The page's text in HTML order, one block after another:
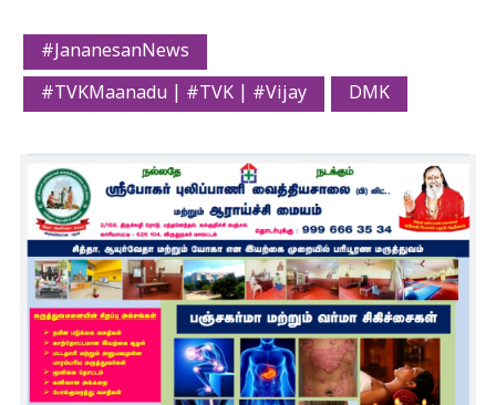
#JananesanNews
#TVKMaanadu | #TVK | #Vijay
DMK